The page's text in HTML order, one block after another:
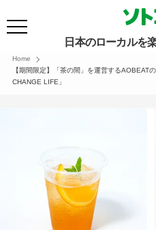
日本のローカルを
Home
【期間限定】「茶の間」を運営するAOBEAT
CHANGE LIFE」